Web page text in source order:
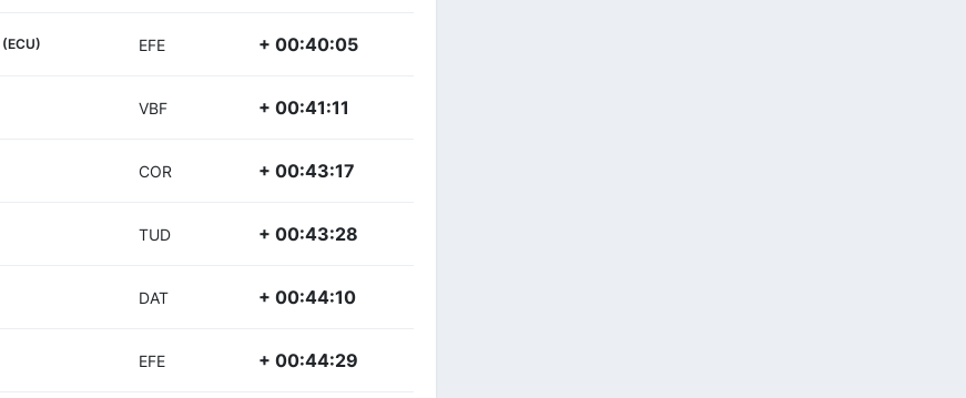
(ECU) EFE + 00:40:05
VBF + 00:41:11
COR + 00:43:17
TUD + 00:43:28
DAT + 00:44:10
EFE + 00:44:29